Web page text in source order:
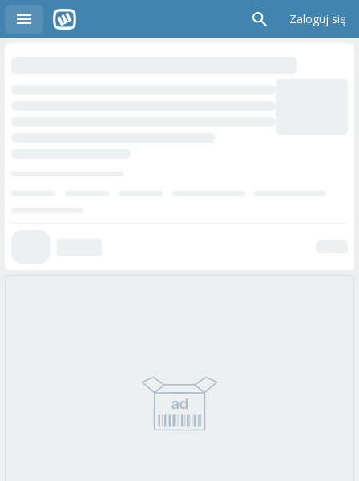
Zaloguj się